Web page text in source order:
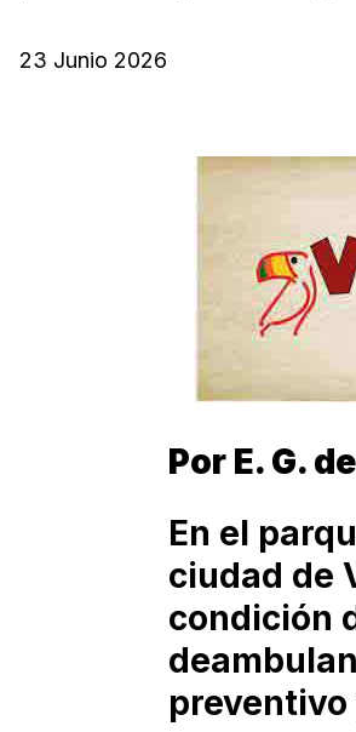
23 Junio 2026
Por E. G.
En el
ciudad de
condición
preventivo